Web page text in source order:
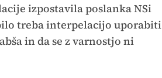
izpostavila poslanka NSi
treba interpelacijo uporabiti
in da se z varnostjo ni